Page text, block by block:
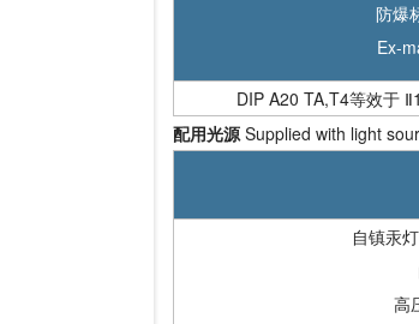
防爆
Ex-
DIP A20 TA,T4等效于
配用光源Supplied with light
自镇汞
高